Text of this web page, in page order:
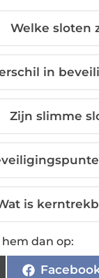
Welke sloten
in
Zijn slimme
is
dan op: